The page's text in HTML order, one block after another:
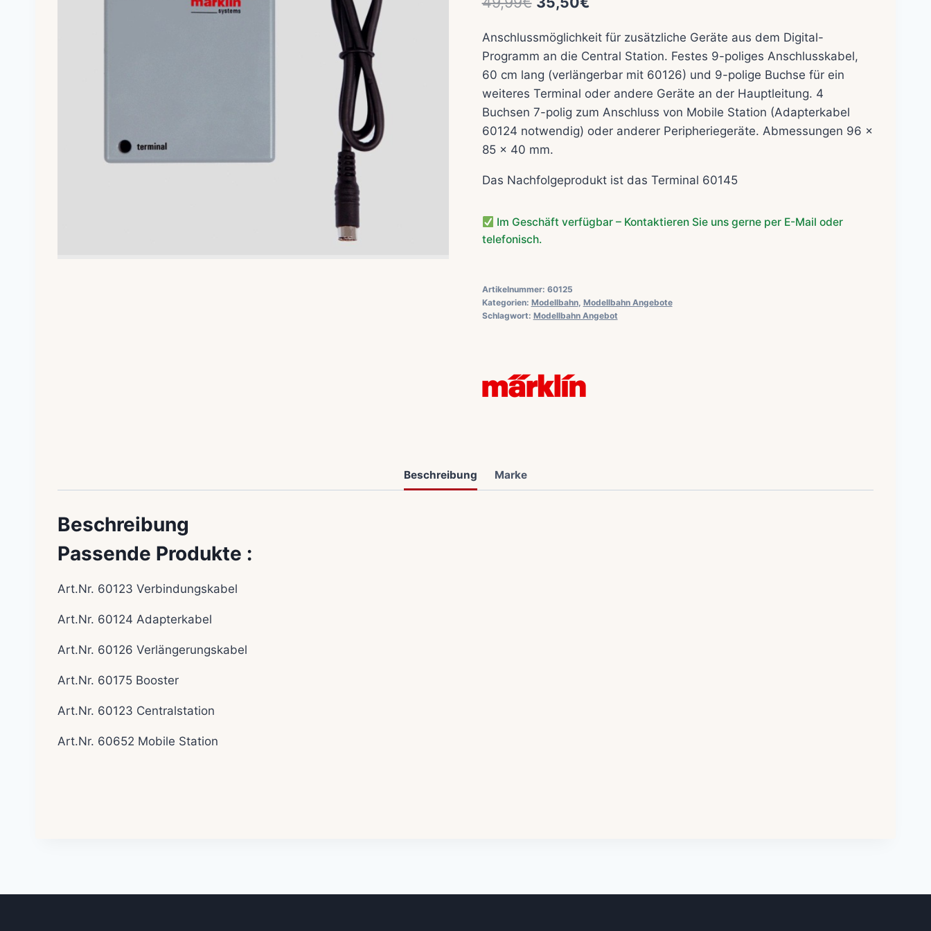
war:
49,99€
ist:
35,50€.
Anschlussmöglichkeit für zusätzliche Geräte aus dem Digital-
Programm an die Central Station. Festes 9-poliges Anschlusskabel,
60 cm lang (verlängerbar mit 60126) und 9-polige Buchse für ein
weiteres Terminal oder andere Geräte an der Hauptleitung. 4
Buchsen 7-polig zum Anschluss von Mobile Station (Adapterkabel
60124 notwendig) oder anderer Peripheriegeräte. Abmessungen 96 x
85 x 40 mm.
Das Nachfolgeprodukt ist das Terminal 60145
Im Geschäft verfügbar – Kontaktieren Sie uns gerne per E-Mail oder
telefonisch.
Artikelnummer: 60125
Kategorien: Modellbahn, Modellbahn Angebote
Schlagwort: Modellbahn Angebot
Beschreibung Marke
Beschreibung
Passende Produkte :
Art.Nr. 60123 Verbindungskabel
Art.Nr. 60124 Adapterkabel
Art.Nr. 60126 Verlängerungskabel
Art.Nr. 60175 Booster
Art.Nr. 60123 Centralstation
Art.Nr. 60652 Mobile Station